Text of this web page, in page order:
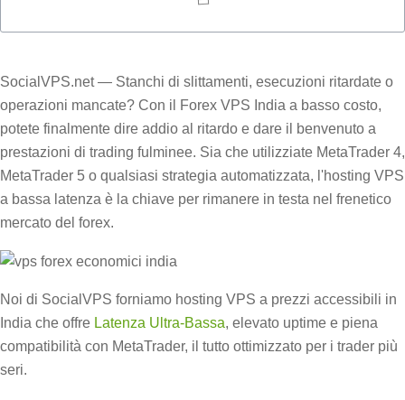
SocialVPS.net — Stanchi di slittamenti, esecuzioni ritardate o
operazioni mancate? Con il Forex VPS India a basso costo,
potete finalmente dire addio al ritardo e dare il benvenuto a
prestazioni di trading fulminee. Sia che utilizziate MetaTrader 4,
MetaTrader 5 o qualsiasi strategia automatizzata, l'hosting VPS
a bassa latenza è la chiave per rimanere in testa nel frenetico
mercato del forex.
Noi di SocialVPS forniamo hosting VPS a prezzi accessibili in
India che offre Latenza Ultra-Bassa, elevato uptime e piena
compatibilità con MetaTrader, il tutto ottimizzato per i trader più
seri.